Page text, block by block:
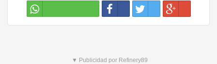
▼ Publicidad por Refinery89